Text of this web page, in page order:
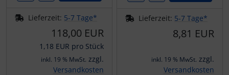
Lieferzeit: 5-7 Tage*
118,00 EUR
1,18 EUR pro Stück
inkl. 19 % MwSt. zzgl.
Versandkosten
Lieferzeit: 5-7 Tage*
8,81 EUR
inkl. 19 % MwSt. zzgl.
Versandkosten